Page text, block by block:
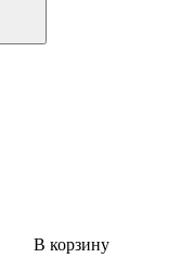
В корзину